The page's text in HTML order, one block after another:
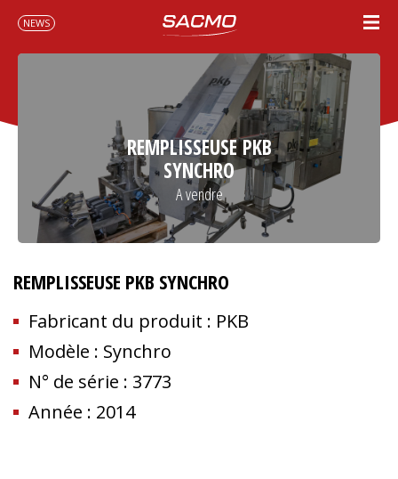
NEWS
REMPLISSEUSE PKB
SYNCHRO
A vendre
REMPLISSEUSE PKB SYNCHRO
Fabricant du produit : PKB
Modèle : Synchro
N° de série : 3773
Année : 2014